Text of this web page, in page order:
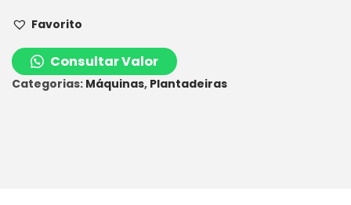
Favorito
Consultar Valor
Categorias: Máquinas, Plantadeiras